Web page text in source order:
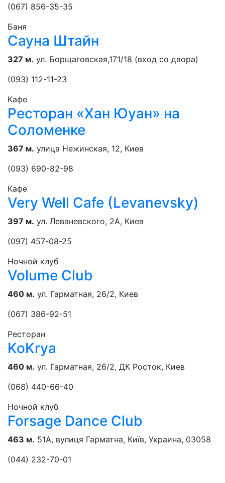
(067) 856-35-35
Баня
Сауна Штайн
327 м. ул. Борщаговская,171/18 (вход со двора)
(093) 112-11-23
Кафе
Ресторан «Хан Юуан» на
Соломенке
367 м. улица Нежинская, 12, Киев
(093) 690-82-98
Кафе
Very Well Cafe (Levanevsky)
397 м. ул. Леваневского, 2А, Киев
(097) 457-08-25
Ночной клуб
Volume Club
460 м. ул. Гарматная, 26/2, Киев
(067) 386-92-51
Ресторан
KoKrya
460 м. ул. Гарматная, 26/2, ДК Росток, Киев
(068) 440-66-40
Ночной клуб
Forsage Dance Club
463 м. 51A, вулиця Гарматна, Київ, Украина, 03058
(044) 232-70-01